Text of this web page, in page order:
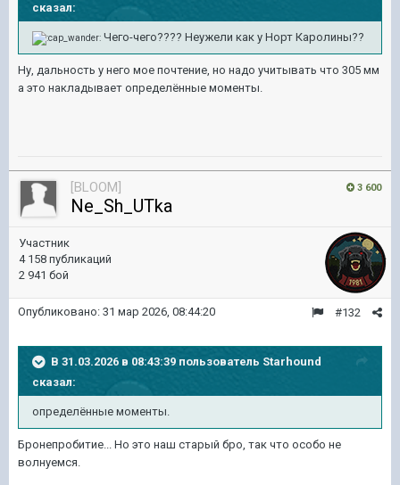
сказал:
Чего-чего???? Неужели как у Норт Каролины??
Ну, дальность у него мое почтение, но надо учитывать что 305 мм
а это накладывает определённые моменты.
3 600
[BLOOM]
Ne_Sh_UTka
Участник
4 158 публикаций
2 941 бой
#132
Опубликовано: 31 мар 2026, 08:44:20
В 31.03.2026 в 08:43:39 пользователь Starhound
сказал:
определённые моменты.
Бронепробитие... Но это наш старый бро, так что особо не
волнуемся.